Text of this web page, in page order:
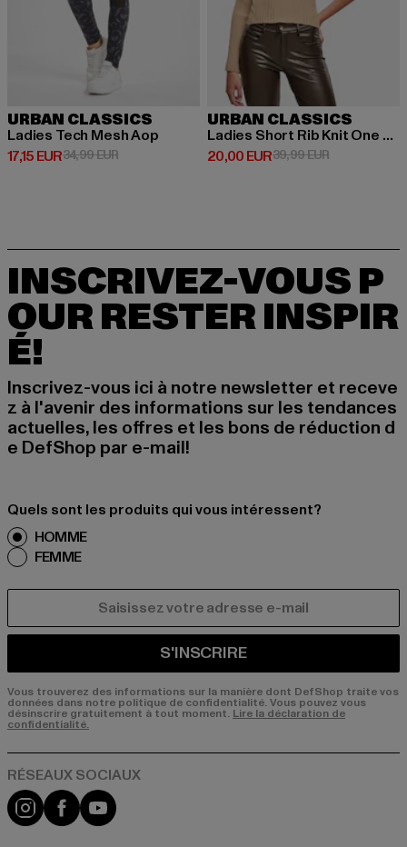
URBAN CLASSICS
Ladies Tech Mesh Aop
17,15 EUR
Prix courant: 17,15 EUR
34,99 EURPrix en promotion: 34,99 EUR
URBAN CLASSICS
Ladies Short Rib Knit One Sleeve
20,00 EUR
Prix courant: 20,00 EUR
39,99 EURPrix en
INSCRIVEZ-VOUS P
OUR RESTER INSPIR
É!
Inscrivez-vous ici à notre newsletter et receve
z à l'avenir des informations sur les tendances
actuelles, les offres et les bons de réduction d
e DefShop par e-mail!
Quels sont les produits qui vous intéressent?
HOMME
FEMME
S'INSCRIRE
Vous trouverez des informations sur la manière dont DefShop traite vos
données dans notre politique de confidentialité. Vous pouvez vous
désinscrire gratuitement à tout moment. Lire la déclaration de
confidentialité.
Visit our Instagram page:
Visit our Facebook page:
Visit our YouTube channel: